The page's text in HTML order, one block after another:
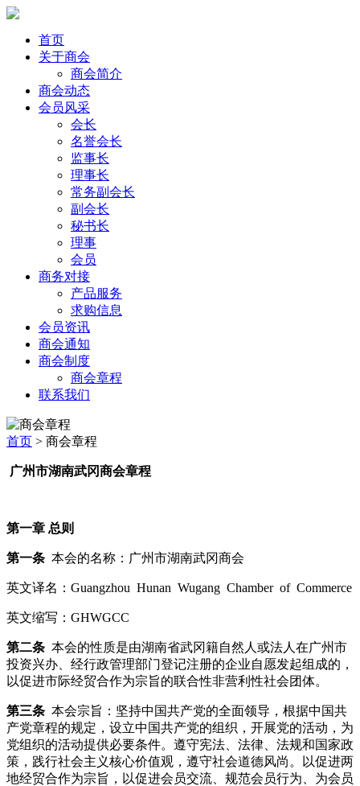
首页
关于商会
商会简介
商会动态
会员风采
会长
名誉会长
监事长
理事长
常务副会长
副会长
秘书长
理事
会员
商务对接
产品服务
求购信息
会员资讯
商会通知
商会制度
商会章程
联系我们
首页 > 商会章程
广州市湖南武冈商会章程
第一章 总则
第一条 本会的名称：广州市湖南武冈商会
英文译名：Guangzhou Hunan Wugang Chamber of Commerce
英文缩写：GHWGCC
第二条 本会的性质是由湖南省武冈籍自然人或法人在广州市
投资兴办、经行政管理部门登记注册的企业自愿发起组成的，
以促进市际经贸合作为宗旨的联合性非营利性社会团体。
第三条 本会宗旨：坚持中国共产党的全面领导，根据中国共
产党章程的规定，设立中国共产党的组织，开展党的活动，为
党组织的活动提供必要条件。遵守宪法、法律、法规和国家政
策，践行社会主义核心价值观，遵守社会道德风尚。以促进两
地经贸合作为宗旨，以促进会员交流、规范会员行为、为会员